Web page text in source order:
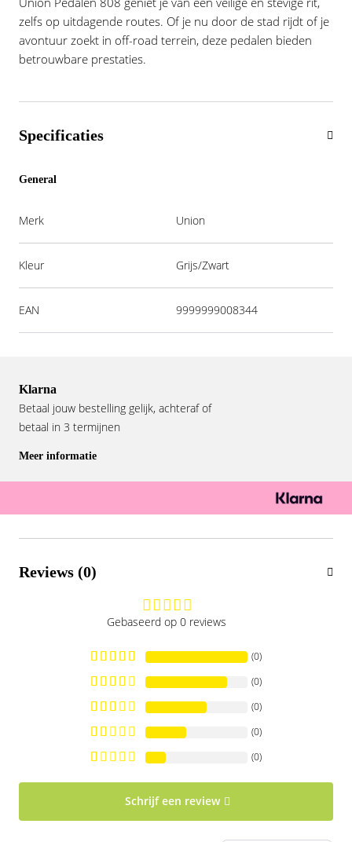
zelfs op uitdagende routes. Of je nu door de stad rijdt of je
avontuur zoekt in off-road terrein, deze pedalen bieden
betrouwbare prestaties.
Specificaties
General
Merk Union
Kleur Grijs/Zwart
EAN 9999999008344
Klarna
Betaal jouw bestelling gelijk, achteraf of
betaal in 3 termijnen
Meer informatie
Reviews (0)
Gebaseerd op 0 reviews
(0)
(0)
(0)
(0)
(0)
Schrijf een review